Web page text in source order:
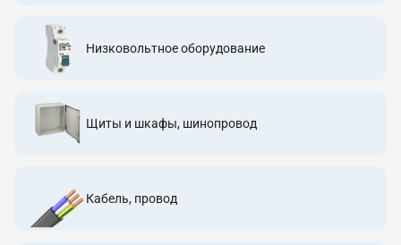
Низковольтное оборудование
Щиты и шкафы, шинопровод
Кабель, провод